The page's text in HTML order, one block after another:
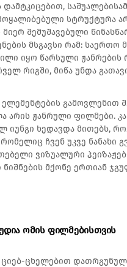
დამტკიცებით,
სტრუქტურა
შემუშავებული
მსგავსი რამ: საერთო
იყო წარსული ჟანრების
რიგში, მიწა უნდა
გამოვლენით
არის ჟანრული ფილმები.
იუნგი ხედავდა მითებს,
ჩვენ უკვე ნანახი
ვიზუალური
ნიშნების მქონე ერთიან
ომის ფილმებისთვის
ციებ-ცხელებით